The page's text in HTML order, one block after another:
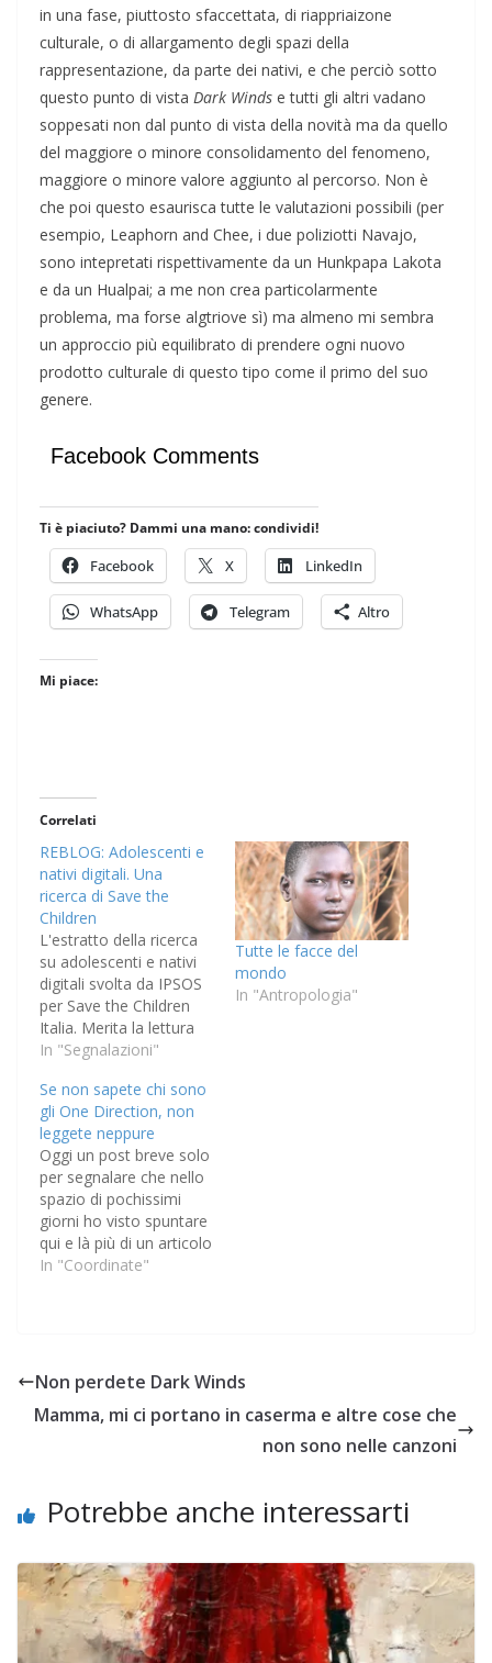
in una fase, piuttosto sfaccettata, di riappriaizone
culturale, o di allargamento degli spazi della
rappresentazione, da parte dei nativi, e che perciò sotto
questo punto di vista Dark Winds e tutti gli altri vadano
soppesati non dal punto di vista della novità ma da quello
del maggiore o minore consolidamento del fenomeno,
maggiore o minore valore aggiunto al percorso. Non è
che poi questo esaurisca tutte le valutazioni possibili (per
esempio, Leaphorn and Chee, i due poliziotti Navajo,
sono intepretati rispettivamente da un Hunkpapa Lakota
e da un Hualpai; a me non crea particolarmente
problema, ma forse algtriove sì) ma almeno mi sembra
un approccio più equilibrato di prendere ogni nuovo
prodotto culturale di questo tipo come il primo del suo
genere.
Facebook Comments
Ti è piaciuto? Dammi una mano: condividi!
Facebook X LinkedIn
WhatsApp Telegram Altro
Mi piace:
Correlati
REBLOG: Adolescenti e
nativi digitali. Una
ricerca di Save the
Children
L'estratto della ricerca
su adolescenti e nativi
digitali svolta da IPSOS
per Save the Children
Italia. Merita la lettura
anche la ricerca intera
presentazione).
In "Segnalazioni"
Tutte le facce del
mondo
In "Antropologia"
Se non sapete chi sono
gli One Direction, non
leggete neppure
Oggi un post breve solo
per segnalare che nello
spazio di pochissimi
giorni ho visto spuntare
qui e là più di un articolo
che, partendo dalla
strategie di presenza
sulla rete, meccaniche
cooperative su Twitter,
In "Coordinate"
Non perdete Dark Winds
Mamma, mi ci portano in caserma e altre cose che
non sono nelle canzoni
Potrebbe anche interessarti